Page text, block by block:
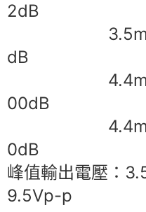
2dB
3.5mm輸
dB
4.4mm輸
00dB
4.4mm輸
0dB
峰值輸出電壓：
9.5Vp-p